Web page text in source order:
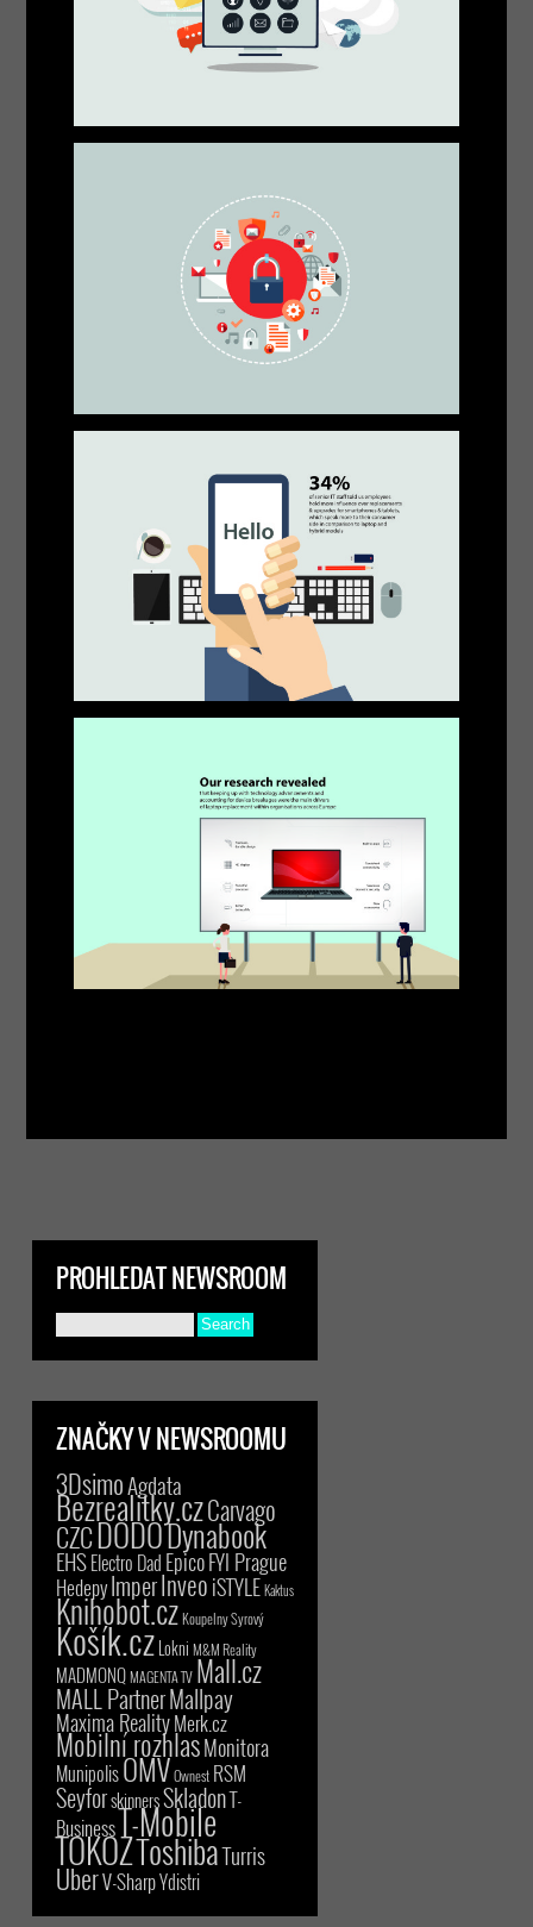
PROHLEDAT NEWSROOM
ZNAČKY V NEWSROOMU
3DsimoAgdata
Bezrealitky.czCarvago
CZCDODODynabook
EHSElectro Dad EpicoFYI Prague
HedepyImperInveoiSTYLE Kaktus
Knihobot.czKoupelny Syrový
Košík.czLokni M&M Reality
MADMONQMAGENTA TV Mall.cz
MALL PartnerMallpay
Maxima RealityMerk.cz
Mobilní rozhlasMonitora
MunipolisOMVOwnest RSM
SeyforskinnersSkladonT-
BusinessT-Mobile
TOKOZToshibaTurris
UberV-SharpYdistri